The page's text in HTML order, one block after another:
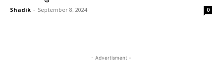
Shadik - September 8, 2024 0
- Advertisment -